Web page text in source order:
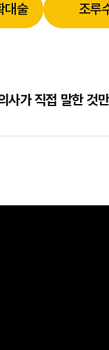
대술 조루
사가 직접 말한 것만